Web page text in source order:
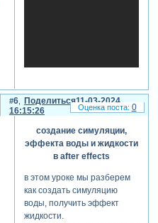
Поделиться
6
11-03-2024
16:15:26
создание симуляции,
эффекта воды и жидкости
в after effects
в этом уроке мы разберем
как создать симуляцию
воды, получить эффект
жидкости.
0